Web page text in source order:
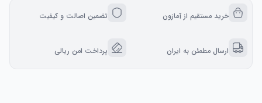
خرید مستقیم از آمازون تضمین اصالت و کیفیت
ارسال مطمئن به ایران پرداخت امن ریالی